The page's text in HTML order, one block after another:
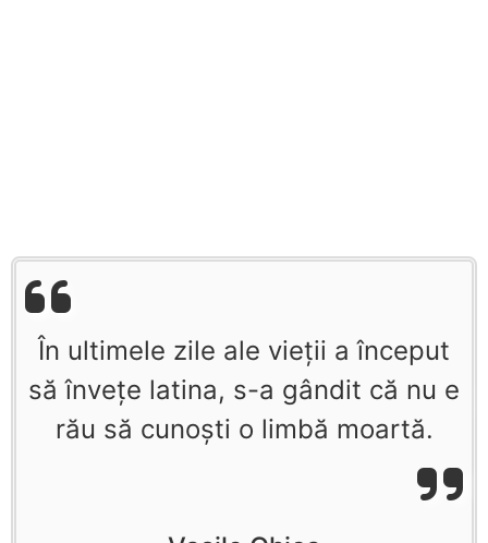
În ultimele zile ale vieții a început
să învețe latina, s-a gândit că nu e
rău să cunoști o limbă moartă.